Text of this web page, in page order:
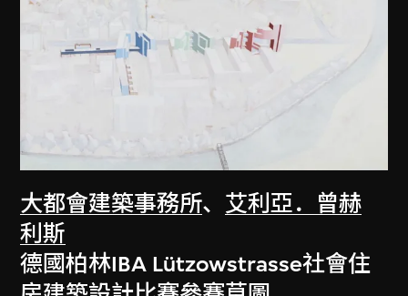
大都會建築事務所、 艾利亞．曾赫
利斯
德國柏林IBA Lützowstrasse社會住